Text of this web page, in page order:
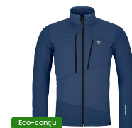
Eco-conçu